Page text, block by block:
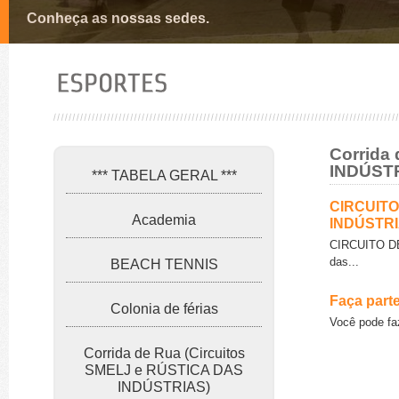
*** TABELA GERAL ***
Academia
BEACH TENNIS
Colonia de férias
Corrida de Rua (Circuitos
SMELJ e RÚSTICA DAS
INDÚSTRIAS)
Corrida
CIRCUITO
das...
Faça
Você pode